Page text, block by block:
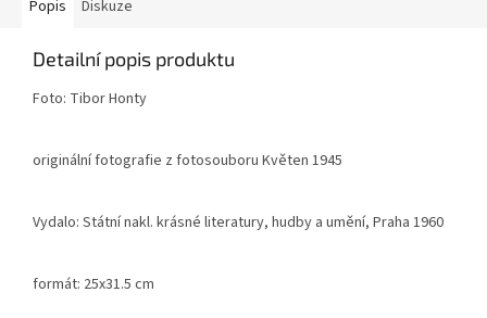
Popis Diskuze
Detailní popis produktu
Foto: Tibor Honty
originální fotografie z fotosouboru Květen 1945
Vydalo: Státní nakl. krásné literatury, hudby a umění, Praha 1960
formát: 25x31.5 cm